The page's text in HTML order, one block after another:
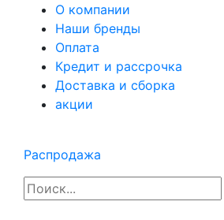
О компании
Наши бренды
Оплата
Кредит и рассрочка
Доставка и сборка
акции
Распродажа